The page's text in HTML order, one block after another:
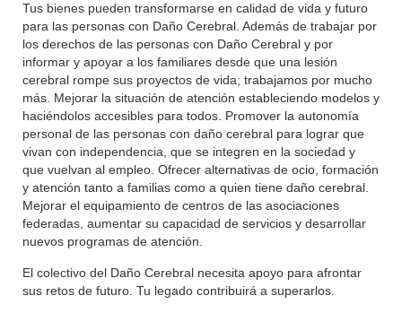
Tus bienes pueden transformarse en calidad de vida y futuro
para las personas con Daño Cerebral. Además de trabajar por
los derechos de las personas con Daño Cerebral y por
informar y apoyar a los familiares desde que una lesión
cerebral rompe sus proyectos de vida; trabajamos por mucho
más. Mejorar la situación de atención estableciendo modelos y
haciéndolos accesibles para todos. Promover la autonomía
personal de las personas con daño cerebral para lograr que
vivan con independencia, que se integren en la sociedad y
que vuelvan al empleo. Ofrecer alternativas de ocio, formación
y atención tanto a familias como a quien tiene daño cerebral.
Mejorar el equipamiento de centros de las asociaciones
federadas, aumentar su capacidad de servicios y desarrollar
nuevos programas de atención.
El colectivo del Daño Cerebral necesita apoyo para afrontar
sus retos de futuro. Tu legado contribuirá a superarlos.